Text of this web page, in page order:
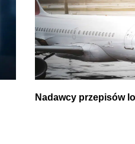
Nadawcy przepisów